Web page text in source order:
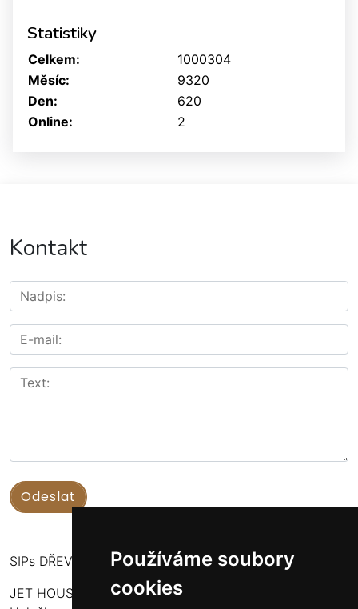
Používáme soubory
cookies
Statistiky
Online: 2
Celkem:
1000304
Měsíc:
9320
Den:
620
Kontakt
SIPs DŘEVOSTAVBY
JET HOUSE S.R.O.